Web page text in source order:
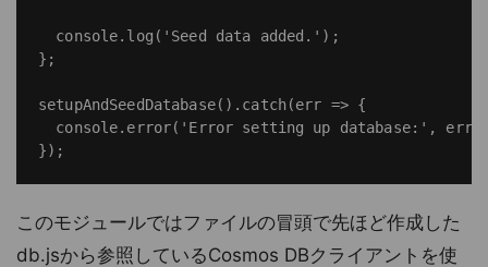
  console.log('Seed data added.');
};
setupAndSeedDatabase().catch(err => {
console.error('Error setting up database:',
このモジュールではファイルの冒頭で先ほど作成した
db.jsから参照しているCosmos DBクライアントを使